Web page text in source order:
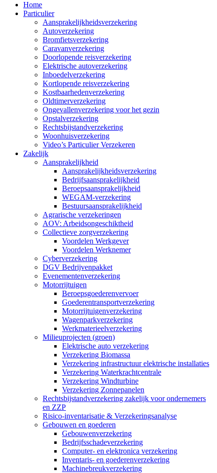
Home
Particulier
Aansprakelijkheidsverzekering
Autoverzekering
Bromfietsverzekering
Caravanverzekering
Doorlopende reisverzekering
Elektrische autoverzekering
Inboedelverzekering
Kortlopende reisverzekering
Kostbaarhedenverzekering
Oldtimerverzekering
Ongevallenverzekering voor het gezin
Opstalverzekering
Rechtsbijstandverzekering
Woonhuisverzekering
Video’s Particulier Verzekeren
Zakelijk
Aansprakelijkheid
Aansprakelijkheidsverzekering
Bedrijfsaansprakelijkheid
Beroepsaansprakelijkheid
WEGAM-verzekering
Bestuursaansprakelijkheid
Agrarische verzekeringen
AOV: Arbeidsongeschiktheid
Collectieve zorgverzekering
Voordelen Werkgever
Voordelen Werknemer
Cyberverzekering
DGV Bedrijvenpakket
Evenementenverzekering
Motorrijtuigen
Beroepsgoederenvervoer
Goederentransportverzekering
Motorrijtuigenverzekering
Wagenparkverzekering
Werkmaterieelverzekering
Milieuprojecten (groen)
Elektrische auto verzekering
Verzekering Biomassa
Verzekering infrastructuur elektrische installaties
Verzekering Waterkrachtcentrale
Verzekering Windturbine
Verzekering Zonnepanelen
Rechtsbijstandverzekering zakelijk voor ondernemers
en ZZP
Risico-inventarisatie & Verzekeringsanalyse
Gebouwen en goederen
Gebouwenverzekering
Bedrijfsschadeverzekering
Computer- en elektronica verzekering
Inventaris- en goederenverzekering
Machinebreukverzekering